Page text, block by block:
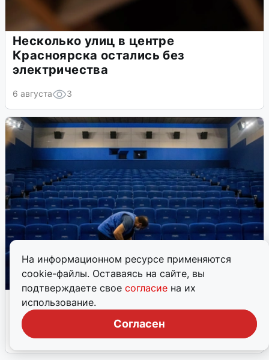
На информационном ресурсе применяются
cookie-файлы. Оставаясь на сайте, вы
подтверждаете свое согласие на их
использование.
Согласен
6 августа
Несколько улиц в центре
Красноярска остались без
электричества
6 августа 3